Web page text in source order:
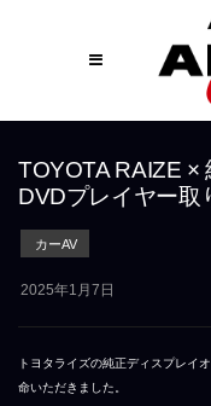
TOYOTA RAIZE ×
DVDプレイヤー取
カーAV
2025年1月7日
トヨタライズの純正ディスプレイ
命いただきました。